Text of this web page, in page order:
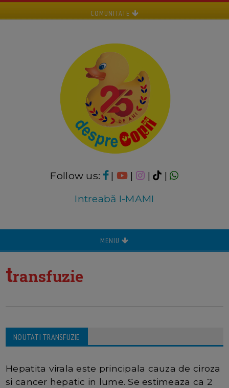
COMUNITATE
Follow us: | | |
|
Intreabă I-MAMI
MENIU
transfuzie
NOUTATI TRANSFUZIEHepatita virala
Hepatita virala este principala cauza de ciroza
si cancer hepatic in lume. Se estimeaza ca 2